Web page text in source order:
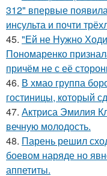
312" впервые
инсульта и почти
45. "Ей не Нужно
Пономаренко
причём не с её
46. В хмао группа
гостиницы, который
47. Актриса Эмилия
вечную молодость.
48. Парень решил
боевом наряде но
аппетиты.